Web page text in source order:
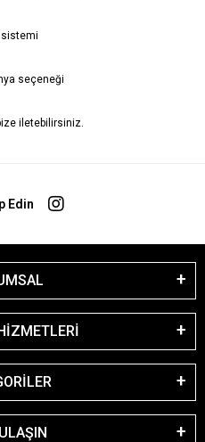
sistemi
seçeneği
iletebilirsiniz.
Edin